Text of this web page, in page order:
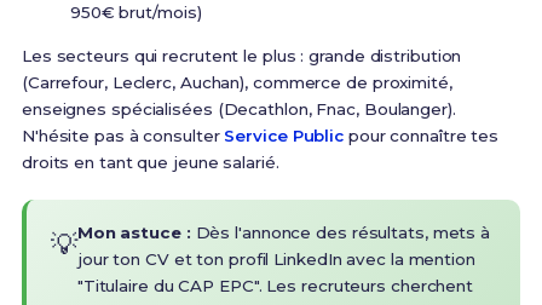
950€ brut/mois)
Les secteurs qui recrutent le plus : grande distribution
(Carrefour, Leclerc, Auchan), commerce de proximité,
enseignes spécialisées (Decathlon, Fnac, Boulanger).
N'hésite pas à consulter Service Public pour connaître tes
droits en tant que jeune salarié.
💡Mon astuce : Dès l'annonce des résultats, mets à
jour ton CV et ton profil LinkedIn avec la mention
"Titulaire du CAP EPC". Les recruteurs cherchent